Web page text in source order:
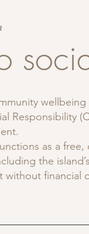
Responsibility
as a free,
the
financial